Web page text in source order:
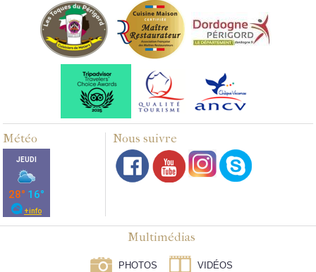
Météo Nous suivre
Multimédias
PHOTOS VIDÉOS